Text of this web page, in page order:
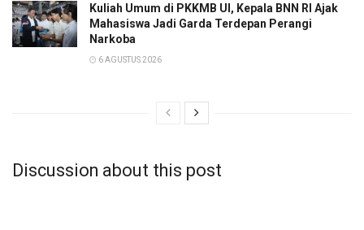
Kuliah Umum di PKKMB UI, Kepala BNN RI Ajak
Mahasiswa Jadi Garda Terdepan Perangi
Narkoba
6 AGUSTUS 2026
Discussion about this post